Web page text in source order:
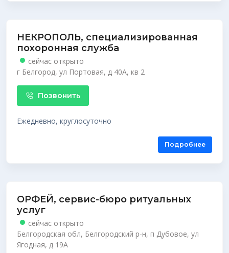
НЕКРОПОЛЬ, специализированная
похоронная служба
сейчас открыто
г Белгород, ул Портовая, д 40А, кв 2
Позвонить
Ежедневно, круглосуточно
Подробнее
ОРФЕЙ, сервис-бюро ритуальных
услуг
сейчас открыто
Белгородская обл, Белгородский р-н, п Дубовое, ул
Ягодная, д 19А